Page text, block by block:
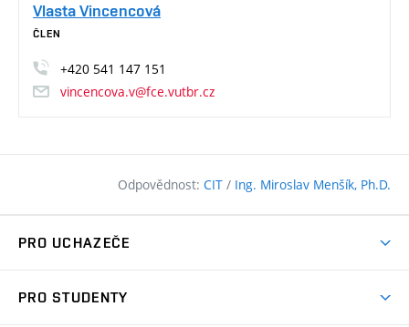
Vlasta Vincencová
ČLEN
+420 541 147 151
vincencova.v@fce.vutbr.cz
Odpovědnost: CIT / Ing. Miroslav Menšík, Ph.D.
PRO UCHAZEČE
PRO STUDENTY